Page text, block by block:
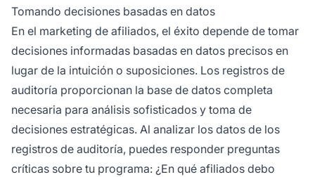
Tomando decisiones basadas en datos
En el marketing de afiliados, el éxito depende de tomar
decisiones informadas basadas en datos precisos en
lugar de la intuición o suposiciones. Los registros de
auditoría proporcionan la base de datos completa
necesaria para análisis sofisticados y toma de
decisiones estratégicas. Al analizar los datos de los
registros de auditoría, puedes responder preguntas
críticas sobre tu programa: ¿En qué afiliados debo